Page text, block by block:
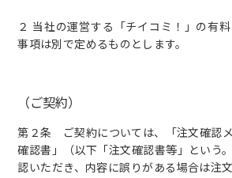
２ 当社の運営する「チイコミ！」の有
事項は別で定めるものとします。
（ご契約）
第２条 ご契約については、「注文確認
確認書」（以下「注文確認書等」という
認いただき、内容に誤りがある場合は注